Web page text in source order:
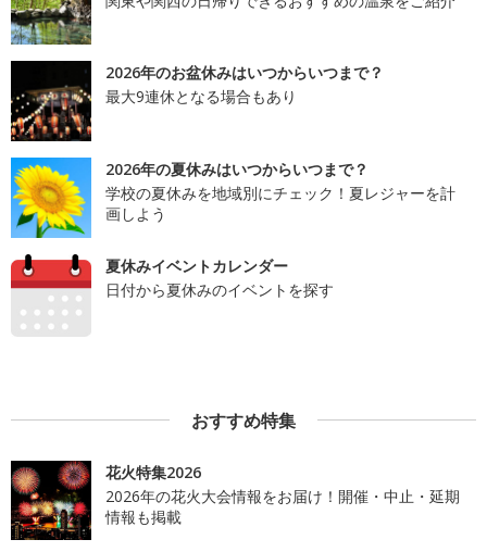
2026年のお盆休みはいつからいつまで？
最大9連休となる場合もあり
2026年の夏休みはいつからいつまで？
学校の夏休みを地域別にチェック！夏レジャーを計
画しよう
夏休みイベントカレンダー
日付から夏休みのイベントを探す
おすすめ特集
花火特集2026
2026年の花火大会情報をお届け！開催・中止・延期
情報も掲載